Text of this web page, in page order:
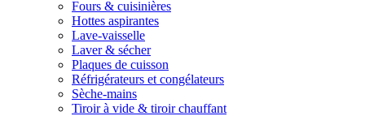
Fours & cuisinières
Hottes aspirantes
Lave-vaisselle
Laver & sécher
Plaques de cuisson
Réfrigérateurs et congélateurs
Sèche-mains
Tiroir à vide & tiroir chauffant